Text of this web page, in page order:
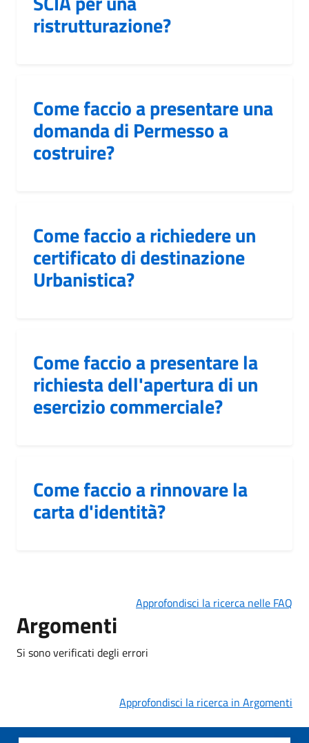
ristrutturazione?
Come faccio a presentare una
domanda di Permesso a
costruire?
Come faccio a richiedere un
certificato di destinazione
Urbanistica?
Come faccio a presentare la
richiesta dell'apertura di un
esercizio commerciale?
Come faccio a rinnovare la
carta d'identità?
Approfondisci la ricerca nelle FAQ
Argomenti
Si sono verificati degli errori
Approfondisci la ricerca in Argomenti